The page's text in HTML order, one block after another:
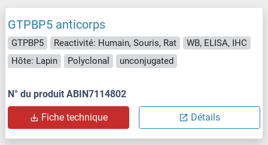
GTPBP5 anticorps
GTPBP5 Reactivité: Humain, Souris, Rat
WB, ELISA, IHC
Hôte: Lapin
Polyclonal unconjugated
N° du produit ABIN7114802
Fiche technique Détails